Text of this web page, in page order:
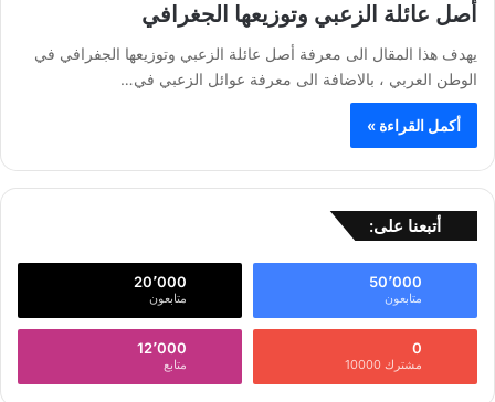
أصل عائلة الزعبي وتوزيعها الجغرافي
يهدف هذا المقال الى معرفة أصل عائلة الزعبي وتوزيعها الجفرافي في
الوطن العربي ، بالاضافة الى معرفة عوائل الزعبي في…
أكمل القراءة »
أتبعنا على:
50٬000
متابعون
20٬000
متابعون
0
مشترك 10000
12٬000
متابع